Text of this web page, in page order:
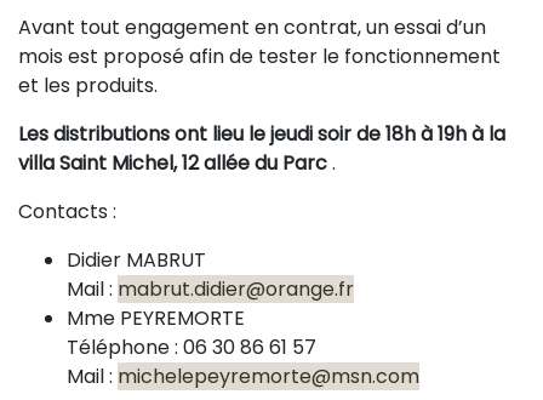
Avant tout engagement en contrat, un essai d’un
mois est proposé afin de tester le fonctionnement
et les produits.
Les distributions ont lieu le jeudi soir de 18h à 19h à la
villa Saint Michel, 12 allée du Parc.
Contacts :
Didier MABRUT
Mail : mabrut.didier@orange.fr
Mme PEYREMORTE
Téléphone : 06 30 86 61 57
Mail : michelepeyremorte@msn.com